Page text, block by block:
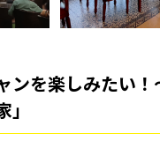
ンを楽しみたい！